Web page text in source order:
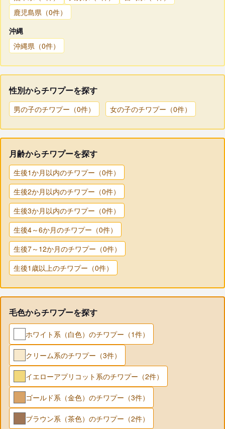
鹿児島県（0件）
沖縄
沖縄県（0件）
性別からチワプーを探す
男の子のチワプー（0件） 女の子のチワプー（0件）
月齢からチワプーを探す
生後1か月以内のチワプー（0件）
生後2か月以内のチワプー（0件）
生後3か月以内のチワプー（0件）
生後4～6か月のチワプー（0件）
生後7～12か月のチワプー（0件）
生後1歳以上のチワプー（0件）
毛色からチワプーを探す
ホワイト系（白色）のチワプー（1件）
クリーム系のチワプー（3件）
イエローアプリコット系のチワプー（2件）
ゴールド系（金色）のチワプー（3件）
ブラウン系（茶色）のチワプー（2件）